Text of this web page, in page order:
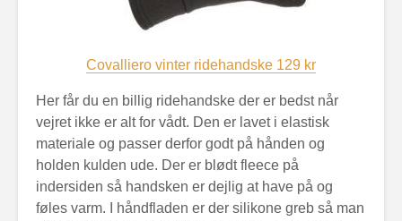
Covalliero vinter ridehandske 129 kr
Her får du en billig ridehandske der er bedst når
vejret ikke er alt for vådt. Den er lavet i elastisk
materiale og passer derfor godt på hånden og
holden kulden ude. Der er blødt fleece på
indersiden så handsken er dejlig at have på og
føles varm. I håndfladen er der silikone greb så man